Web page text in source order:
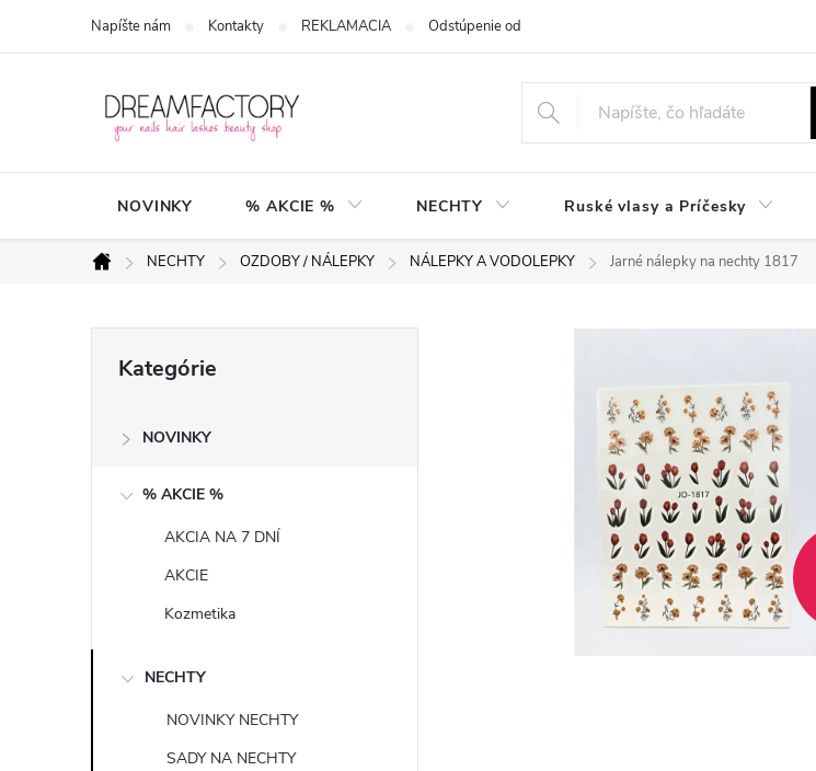
Napíšte nám Kontakty REKLAMACIA Odstúpenie od zmluvy
NOVINKY % AKCIE % NECHTY Ruské vlasy a Príčesky
Domov
NECHTY OZDOBY / NÁLEPKY NÁLEPKY A VODOLEPKY Jarné nálepky na nechty 1817
kategórie
Kategórie
NOVINKY
% AKCIE %
AKCIA NA 7 DNÍ
AKCIE
Kozmetika
NECHTY
NOVINKY NECHTY
SADY NA NECHTY